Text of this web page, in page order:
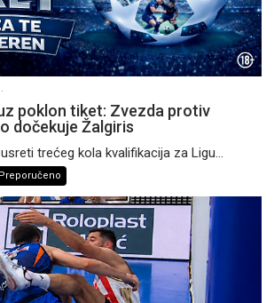
poklon tiket: Zvezda protiv
dočekuje Žalgiris
trećeg kola kvalifikacija za Ligu...
Preporučeno